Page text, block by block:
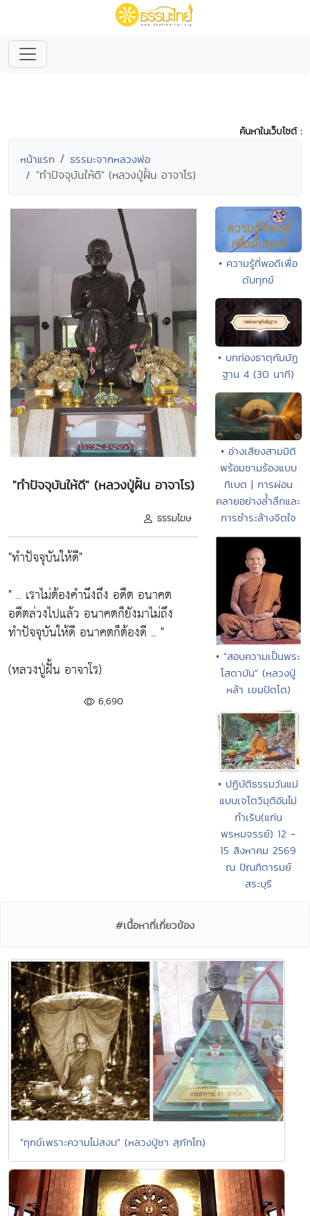
ค้นหาในเว็บไซต์ :
หน้าแรก ธรรมะจากหลวงพ่อ
"ทำปัจจุบันให้ดี" (หลวงปู่ฝั้น อาจาโร)
"ทำปัจจุบันให้ดี" (หลวงปู่ฝั้น อาจาโร)
ธรรมโฆษ
"ทำปัจจุบันให้ดี"
" .. เราไม่ต้องคำนึงถึง อดืต อนาคต
อดีตล่วงไปแล้ว อนาคตก็ยังมาไม่ถึง
ทำปัจจุบันให้ดี อนาคตก็ต้องดี .. "
(หลวงปู่ฝั้น อาจาโร)
6,690
• ความรู้ที่พอดีเพื่อ
ดับทุกข์
• บทท่องธาตุกัมมัฏ
ฐาน 4 (30 นาที)
• อ่างเสียงสามมิติ
พร้อมชามร้องแบบ
ทิเบต | การผ่อน
คลายอย่างล้ำลึกและ
การชำระล้างจิตใจ
• "สอบความเป็นพระ
โสดาบัน" (หลวงปู่
หล้า เขมปัตโต)
• ปฏิบัติธรรมวันแม่
แบบเจโตวิมุติอันไม่
กำเริบ(แก่น
พรหมจรรย์) 12 -
15 สิงหาคม 2569
ณ ปัณฑิตารมย์
สระบุรี
#เนื้อหาที่เกี่ยวข้อง
"ทุกข์เพราะความไม่สงบ" (หลวงปู่ชา สุภัทโท)